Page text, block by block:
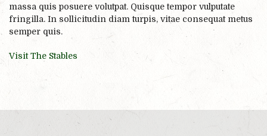
massa quis posuere volutpat. Quisque tempor vulputate
fringilla. In sollicitudin diam turpis, vitae consequat metus
semper quis.
Visit The Stables